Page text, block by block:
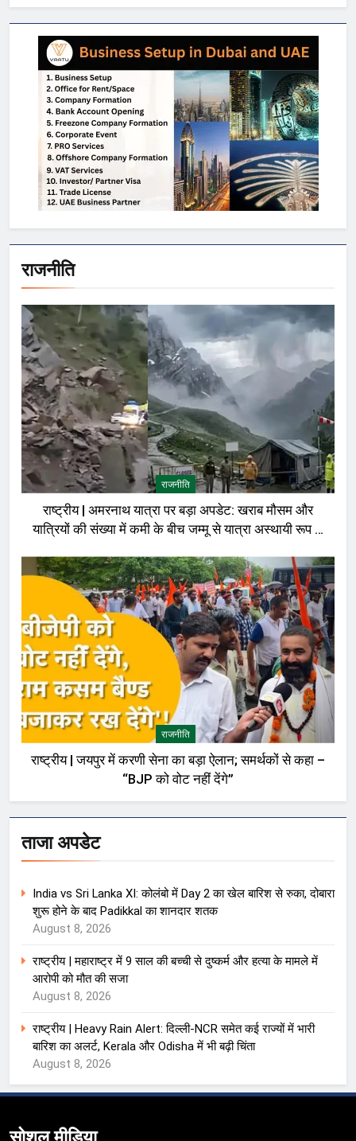
राजनीति
राजनीति
राष्ट्रीय | अमरनाथ यात्रा पर बड़ा अपडेट: खराब मौसम और
यात्रियों की संख्या में कमी के बीच जम्मू से यात्रा अस्थायी रूप से
राजनीति
राष्ट्रीय | जयपुर में करणी सेना का बड़ा ऐलान; समर्थकों से कहा –
“BJP को वोट नहीं देंगे”
ताजा अपडेट
India vs Sri Lanka XI: कोलंबो में Day 2 का खेल बारिश से रुका, दोबारा
शुरू होने के बाद Padikkal का शानदार शतक
August 8, 2026
राष्ट्रीय | महाराष्ट्र में 9 साल की बच्ची से दुष्कर्म और हत्या के मामले में
आरोपी को मौत की सजा
August 8, 2026
राष्ट्रीय | Heavy Rain Alert: दिल्ली-NCR समेत कई राज्यों में भारी
बारिश का अलर्ट, Kerala और Odisha में भी बढ़ी चिंता
August 8, 2026